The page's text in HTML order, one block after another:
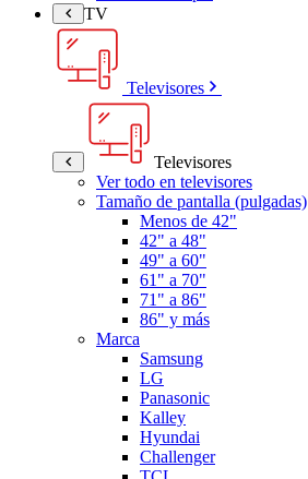
TV
Televisores
Televisores
Ver todo en televisores
Tamaño de pantalla (pulgadas)
Menos de 42"
42" a 48"
49" a 60"
61" a 70"
71" a 86"
86" y más
Marca
Samsung
LG
Panasonic
Kalley
Hyundai
Challenger